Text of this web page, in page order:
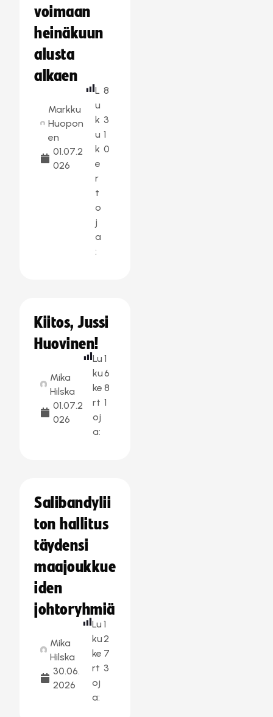
voimaan
heinäkuun
alusta
alkaen
Markku
Huopon
en
01.07.2
026
L
u
k
u
k
e
r
t
o
j
a
:
8
3
1
0
Kiitos, Jussi
Huovinen!
Mika
Hilska
01.07.2
026
Lu
ku
ke
rt
oj
a:
1
6
8
1
Salibandylii
ton hallitus
täydensi
maajoukkue
iden
johtoryhmiä
Mika
Hilska
30.06.
2026
Lu
ku
ke
rt
oj
a:
1
2
7
3